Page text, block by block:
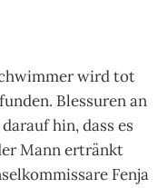
wird tot
Blessuren an
hin, dass es
Mann ertränkt
Fenja